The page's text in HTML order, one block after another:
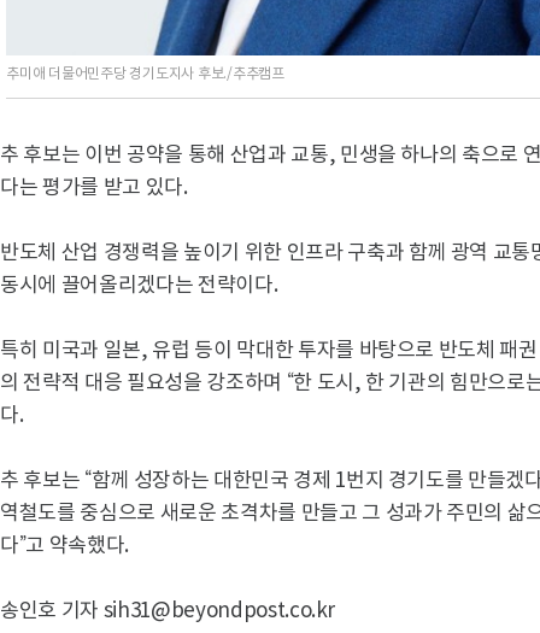
추미애 더물어민주당 경기도지사 후보./추추캠프
추 후보는 이번 공약을 통해 산업과 교통, 민생을 하나의 축으로
다는 평가를 받고 있다.
반도체 산업 경쟁력을 높이기 위한 인프라 구축과 함께 광역 교
동시에 끌어올리겠다는 전략이다.
특히 미국과 일본, 유럽 등이 막대한 투자를 바탕으로 반도체 패
의 전략적 대응 필요성을 강조하며 “한 도시, 한 기관의 힘만으로
다.
추 후보는 “함께 성장하는 대한민국 경제 1번지 경기도를 만들겠
역철도를 중심으로 새로운 초격차를 만들고 그 성과가 주민의 삶
다”고 약속했다.
송인호 기자 sih31@beyondpost.co.kr